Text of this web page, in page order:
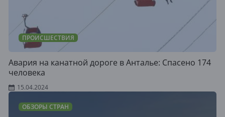
ПРОИСШЕСТВИЯ
Авария на канатной дороге в Анталье: Спасено 174
человека
15.04.2024
ОБЗОРЫ СТРАН